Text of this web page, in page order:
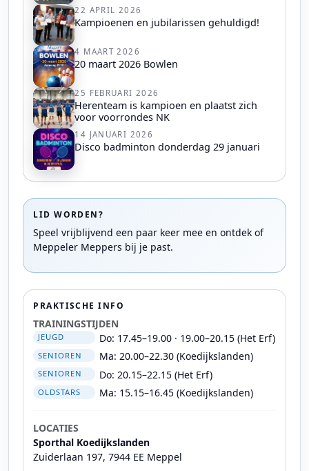
22 APRIL 2026
Kampioenen en jubilarissen gehuldigd!
4 MAART 2026
20 maart 2026 Bowlen
25 FEBRUARI 2026
Herenteam is kampioen en plaatst zich
voor voorrondes NK
14 JANUARI 2026
Disco badminton donderdag 29 januari
LID WORDEN?
Speel vrijblijvend een paar keer mee en ontdek of
Meppeler Meppers bij je past.
PRAKTISCHE INFO
TRAININGSTIJDEN
JEUGD Do: 17.45–19.00 · 19.00–20.15 (Het Erf)
SENIOREN Ma: 20.00–22.30 (Koedijkslanden)
SENIOREN Do: 20.15–22.15 (Het Erf)
OLDSTARS Ma: 15.15–16.45 (Koedijkslanden)
LOCATIES
Sporthal Koedijkslanden
Zuiderlaan 197, 7944 EE Meppel